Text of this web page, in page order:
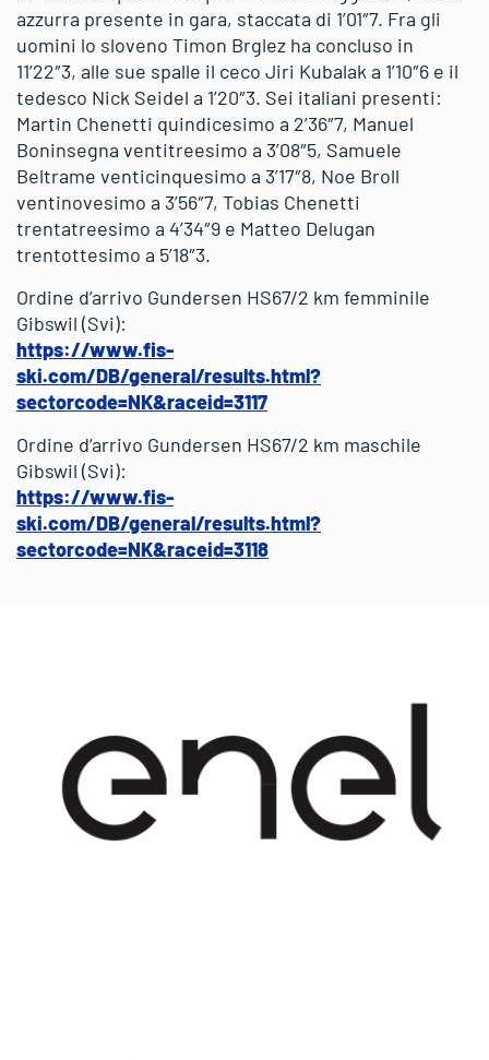
azzurra presente in gara, staccata di 1’01″7. Fra gli
uomini lo sloveno Timon Brglez ha concluso in
11’22″3, alle sue spalle il ceco Jiri Kubalak a 1’10″6 e il
tedesco Nick Seidel a 1’20″3. Sei italiani presenti:
Martin Chenetti quindicesimo a 2’36″7, Manuel
Boninsegna ventitreesimo a 3’08″5, Samuele
Beltrame venticinquesimo a 3’17″8, Noe Broll
ventinovesimo a 3’56″7, Tobias Chenetti
trentatreesimo a 4’34″9 e Matteo Delugan
trentottesimo a 5’18″3.
Ordine d’arrivo Gundersen HS67/2 km femminile
Gibswil (Svi):
https://www.fis-
ski.com/DB/general/results.html?
sectorcode=NK&raceid=3117
Ordine d’arrivo Gundersen HS67/2 km maschile
Gibswil (Svi):
https://www.fis-
ski.com/DB/general/results.html?
sectorcode=NK&raceid=3118